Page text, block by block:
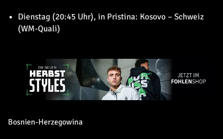
Dienstag (20:45 Uhr), in Pristina: Kosovo – Schweiz
(WM-Quali)
Bosnien-Herzegowina